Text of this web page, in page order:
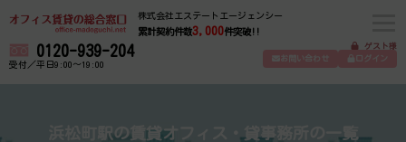
株式会社エステートエージェンシー
累計契約件数3,000件突破!!
0120-939-204
受付／平日9:00～19:00
ゲスト様
お問い合わせ
ログイン
浜松町駅の賃貸オフィス・貸事務所の一覧